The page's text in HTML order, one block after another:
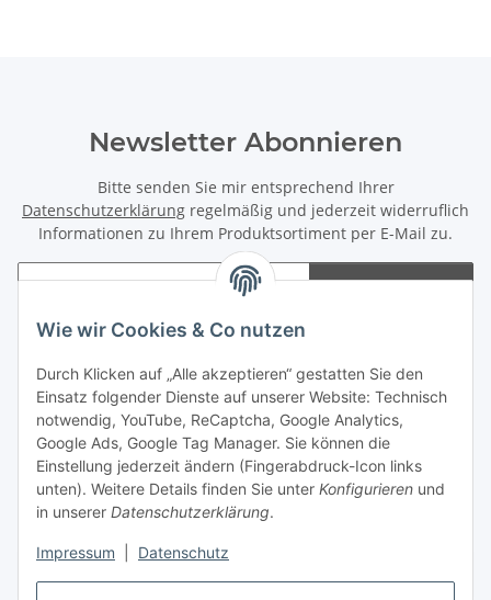
Wie wir Cookies & Co nutzen
Durch Klicken auf „Alle akzeptieren“ gestatten Sie den
Einsatz folgender Dienste auf unserer Website: Technisch
notwendig, YouTube, ReCaptcha, Google Analytics,
Google Ads, Google Tag Manager. Sie können die
Einstellung jederzeit ändern (Fingerabdruck-Icon links
unten). Weitere Details finden Sie unter Konfigurieren und
in unserer Datenschutzerklärung.
Impressum Datenschutz
Newsletter Abonnieren
Bitte senden Sie mir entsprechend Ihrer
Datenschutzerklärung regelmäßig und jederzeit widerruflich
Informationen zu Ihrem Produktsortiment per E-Mail zu.
Abonnieren
Newsletter Abonnieren
Informationen
Gesetzliche Informationen
Spieletreffs in Jülich & Umgebung